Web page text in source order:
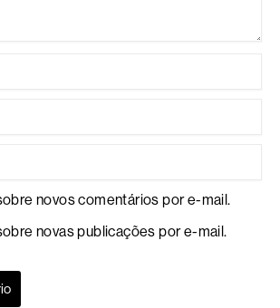
novos comentários por e-mail.
novas publicações por e-mail.